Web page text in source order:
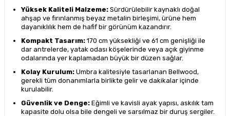
Yüksek Kaliteli Malzeme: Sürdürülebilir kaynaklı doğal
ahşap ve fırınlanmış beyaz metalin birleşimi, ürüne hem
dayanıklılık hem de hafif bir görünüm kazandırır.
Kompakt Tasarım: 170 cm yüksekliği ve 61 cm genişliği ile
dar antrelerde, yatak odası köşelerinde veya açık giyinme
odalarında yer kaplamadan büyük bir düzen sağlar.
Kolay Kurulum: Umbra kalitesiyle tasarlanan Bellwood,
gerekli tüm donanımlarla birlikte gelir ve dakikalar içinde
kurulabilir.
Güvenlik ve Denge: Eğimli ve kavisli ayak yapısı, askılık tam
kapasite dolu olsa bile dengeli ve sarsılmaz bir duruş sergiler.